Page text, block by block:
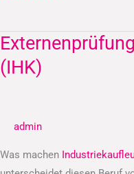
(IHK)
admin
Was machen
Externenprüfung
–
Industriekaufleute